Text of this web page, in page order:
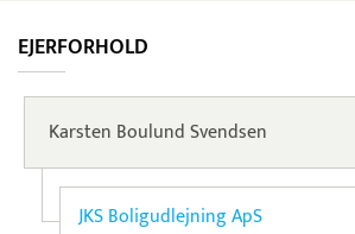
EJERFORHOLD
Karsten Boulund Svendsen
JKS Boligudlejning ApS